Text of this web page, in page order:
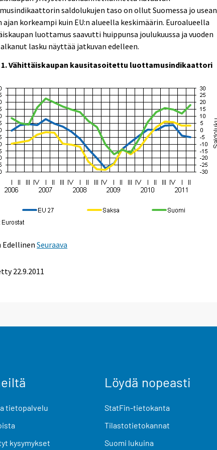
saldolukujen taso on ollut Suomessa jo usean
ajan korkeampi kuin EU:n alueella keskimäärin. Euroalueella
luottamus saavutti huippunsa joulukuussa ja vuoden
lasku näyttää jatkuvan edelleen.
1. Vähittäiskaupan kausitasoitettu luottamusindikaattori
Edellinen Seuraava
22.9.2011
tietopalvelu
kysymykset
Löydä nopeasti
StatFin-tietokanta
Tilastotietokannat
Suomi lukuina